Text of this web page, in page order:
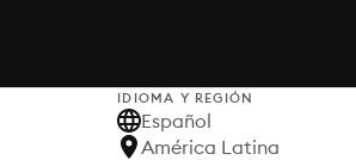
IDIOMA Y REGIÓN
Español
América Latina